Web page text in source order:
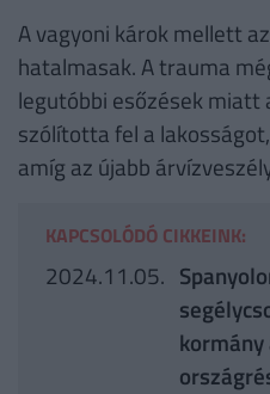
A vagyoni károk mellett
hatalmasak. A trauma
legutóbbi esőzések
szólította fel a
amíg az újabb
KAPCSOLÓDÓ CIKKEINK:
2024.11.05.